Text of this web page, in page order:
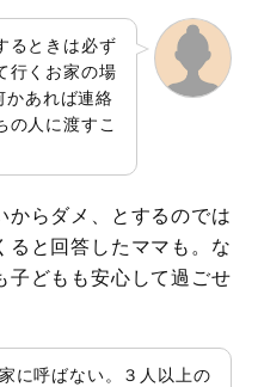
るときは必ず
行くお家の場
あれば連絡
の人に渡すこ
からダメ、とするのでは
ると回答したママも。な
子どもも安心して過ごせ
に呼ばない。３人以上の